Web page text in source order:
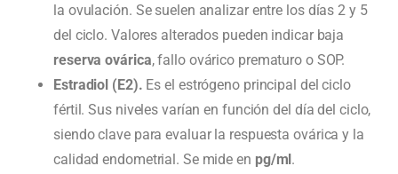
la ovulación. Se suelen analizar entre los días 2 y 5
del ciclo. Valores alterados pueden indicar baja
reserva ovárica, fallo ovárico prematuro o SOP.
Estradiol (E2). Es el estrógeno principal del ciclo
fértil. Sus niveles varían en función del día del ciclo,
siendo clave para evaluar la respuesta ovárica y la
calidad endometrial. Se mide en pg/ml.